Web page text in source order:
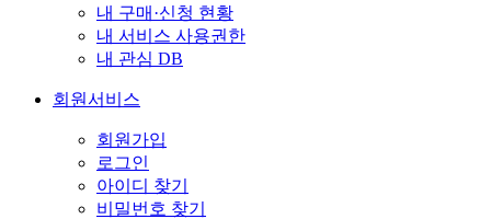
내 구매·신청 현황
내 서비스 사용권한
내 관심 DB
회원서비스
회원가입
로그인
아이디 찾기
비밀번호 찾기